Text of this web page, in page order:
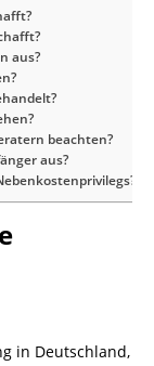
aus?
beachten?
aus?
in Deutschland,